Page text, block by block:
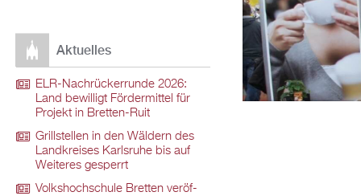
Ak­tu­el­les
ELR-Nach­rü­ck­er­run­de 2026:
Land be­wil­ligt För­der­mit­tel für
Pro­jekt in Brett­en-Ruit
Grill­stel­len in den Wäl­dern des
Land­krei­ses Karls­ru­he bis auf
Wei­te­res ge­sperrt
Volks­hoch­schu­le Brett­en ver­öf­